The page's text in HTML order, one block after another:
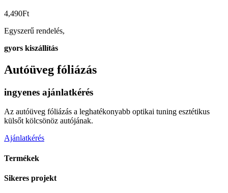
4,490Ft
Egyszerű rendelés,
gyors kiszállítás
Autóüveg fóliázás
ingyenes ajánlatkérés
Az autóüveg fóliázás a leghatékonyabb optikai tuning esztétikus
külsőt kölcsönöz autójának.
Ajánlatkérés
Termékek
Sikeres projekt